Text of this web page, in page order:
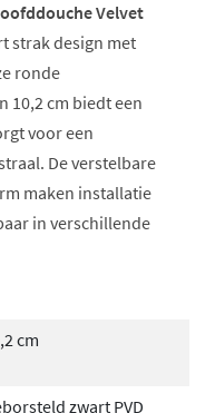
Velvet
strak design met
ronde
10,2 cm biedt een
voor een
De verstelbare
maken installatie
in verschillende
messing PVD, past
cm
zwart PVD